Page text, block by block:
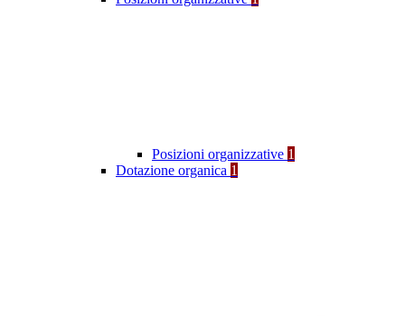
Posizioni organizzative 1
Dotazione organica 1